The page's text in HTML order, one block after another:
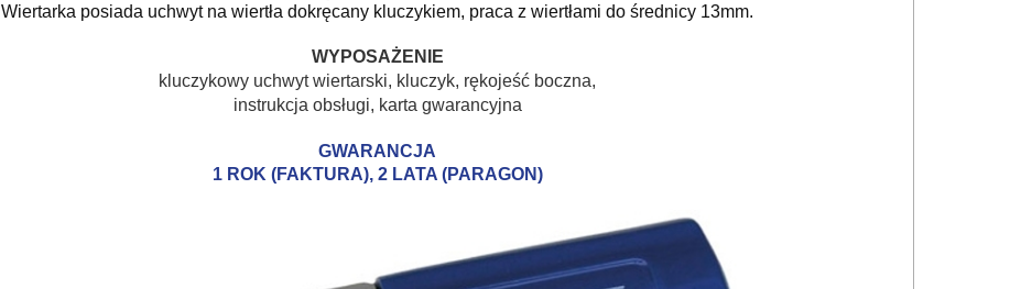
Wiertarka posiada uchwyt na wiertła dokręcany kluczykiem, praca z wiertłami do średnicy 13mm.
WYPOSAŻENIE
kluczykowy uchwyt wiertarski, kluczyk, rękojeść boczna,
instrukcja obsługi, karta gwarancyjna
GWARANCJA
1 ROK (FAKTURA), 2 LATA (PARAGON)